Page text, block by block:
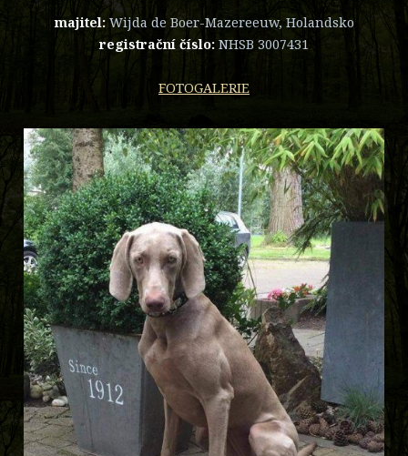
majitel:Wijda de Boer-Mazereeuw, Holandsko
registrační číslo: NHSB 3007431
FOTOGALERIE